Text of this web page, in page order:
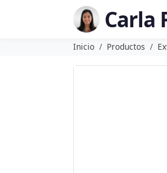
Carla
Inicio Productos